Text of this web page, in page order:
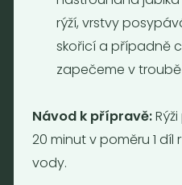
Otevírací doba
Pondělí - Pátek 12:00 - 19:30
Sobota 10:00 - 16:00
Provozní informace
rýží, vrstvy
skořicí a případně
zapečeme v troubě
Návod k přípravě:
20 minut v poměru 1 díl
vody.